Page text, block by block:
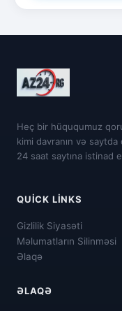
Heç bir hüququmuz
kimi davranın və
24 saat saytına istinad
QUICK LINKS
Gizlilik Siyasəti
Məlumatların Silinməsi
Əlaqə
ƏLAQƏ